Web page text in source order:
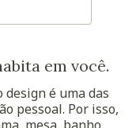
em você.
é uma das
pessoal. Por isso,